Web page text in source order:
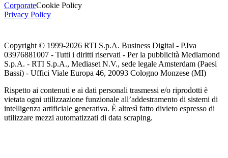
CorporateCookie Policy
Privacy Policy
Copyright © 1999-2026 RTI S.p.A. Business Digital - P.Iva
03976881007 - Tutti i diritti riservati - Per la pubblicità Mediamond
S.p.A. - RTI S.p.A., Mediaset N.V., sede legale Amsterdam (Paesi
Bassi) - Uffici Viale Europa 46, 20093 Cologno Monzese (MI)
Rispetto ai contenuti e ai dati personali trasmessi e/o riprodotti è
vietata ogni utilizzazione funzionale all’addestramento di sistemi di
intelligenza artificiale generativa. È altresì fatto divieto espresso di
utilizzare mezzi automatizzati di data scraping.